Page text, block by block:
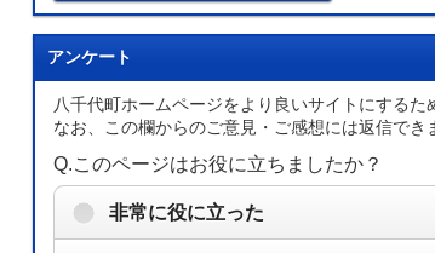
アンケート
八千代町ホームページをより良いサイトにするた
なお、この欄からのご意見・ご感想には返信でき
Q.このページはお役に立ちましたか？
非常に役に立った